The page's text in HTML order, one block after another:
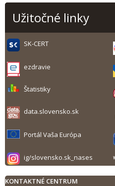
Užitočné linky
SK-CERT
ezdravie
Štatistiky
data.slovensko.sk
Portál Vaša Európa
ig/slovensko.sk_nases
KONTAKTNÉ CENTRUM